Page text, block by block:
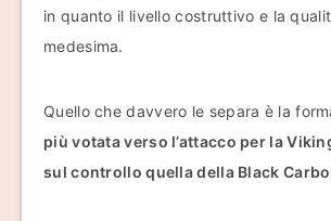
in quanto il livello costruttivo e la
medesima.
Quello che davvero le separa è la
più votata verso l’attacco per la
sul controllo quella della Black